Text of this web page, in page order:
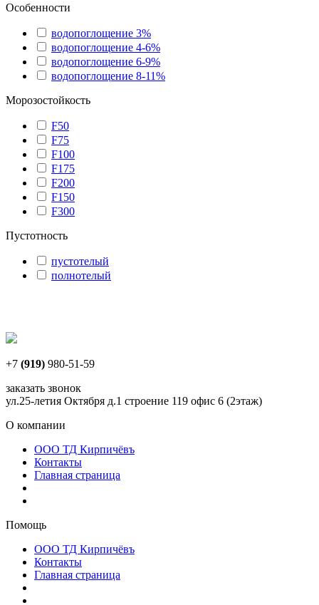
Особенности
водопоглощение 3%
водопоглощение 4-6%
водопоглощение 6-9%
водопоглощение 8-11%
Морозостойкость
F50
F75
F100
F175
F200
F150
F300
Пустотность
пустотелый
полнотелый
+7 (919) 980-51-59
заказать звонок
ул.25-летия Октября д.1 строение 119 офис 6 (2этаж)
О компании
ООО ТД Кирпичёвъ
Контакты
Главная страница
Помощь
ООО ТД Кирпичёвъ
Контакты
Главная страница